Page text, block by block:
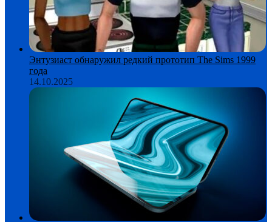
Энтузиаст обнаружил редкий прототип The Sims 1999
года
14.10.2025